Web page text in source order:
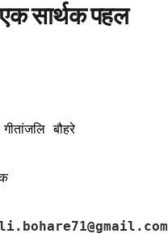
सार्थक पहल
बौहरे